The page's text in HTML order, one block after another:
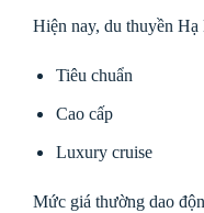
Hiện nay, du thuyền
Tiêu chuẩn
Cao cấp
Luxury cruise
Mức giá thường dao